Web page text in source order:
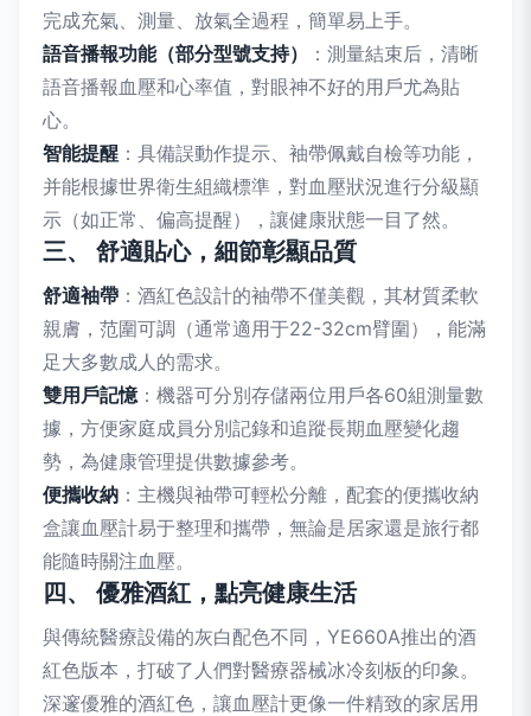
完成充氣、測量、放氣全過程，簡單易上手。
語音播報功能（部分型號支持）
：測量結束后，清晰
語音播報血壓和心率值，對眼神不好的用戶尤為貼
心。
智能提醒 ：具備誤動作提示、袖帶佩戴自檢等功能，
并能根據世界衛生組織標準，對血壓狀況進行分級顯
示（如正常、偏高提醒），讓健康狀態一目了然。
三、 舒適貼心，細節彰顯品質
舒適袖帶 ：酒紅色設計的袖帶不僅美觀，其材質柔軟
親膚，范圍可調（通常適用于22-32cm臂圍），能滿
足大多數成人的需求。
雙用戶記憶：機器可分別存儲兩位用戶各60組測量數
據，方便家庭成員分別記錄和追蹤長期血壓變化趨
勢，為健康管理提供數據參考。
便攜收納 ：主機與袖帶可輕松分離，配套的便攜收納
盒讓血壓計易于整理和攜帶，無論是居家還是旅行都
能隨時關注血壓。
四、 優雅酒紅，點亮健康生活
與傳統醫療設備的灰白配色不同，YE660A推出的酒
紅色版本，打破了人們對醫療器械冰冷刻板的印象。
深邃優雅的酒紅色，讓血壓計更像一件精致的家居用